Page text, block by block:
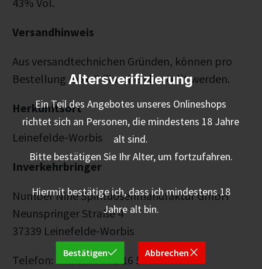
Versandhinweis
Aus versandtechnichen Gründen, können pro
Bestellung max. 3 Flaschen bestellt werden.
Herkunftsort
Leinefelde-Worbis
Inverkehrbringer
Number Nine Spirituosenmanufaktur GmbH
Neunspringer Straße 4
37339 Leinefelde-Worbis
Telefon: +49 36074 62 16 50
Altersverifizierung
Ein Teil des Angebotes unseres Onlineshops
richtet sich an Personen, die mindestens 18 Jahre
alt sind.
Bitte bestätigen Sie Ihr Alter, um fortzufahren.
Hiermit bestätige ich, dass ich mindestens 18
Jahre alt bin.
Bestätigen Abbrechen